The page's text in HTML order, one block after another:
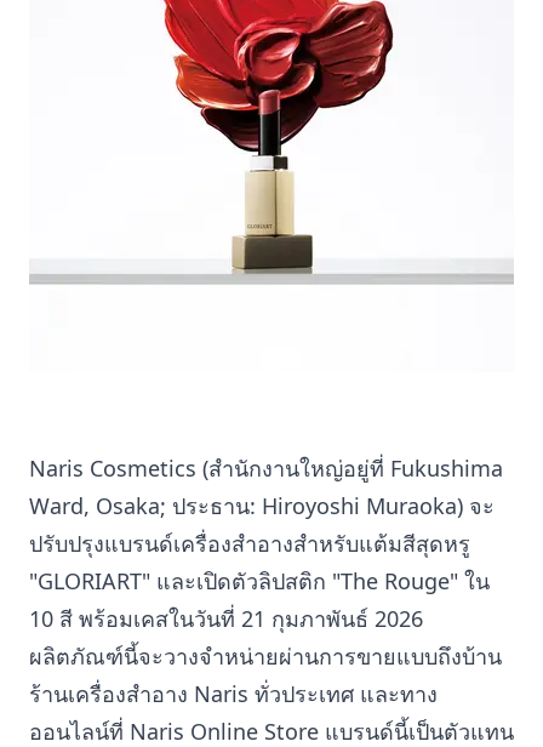
Naris Cosmetics (สำนักงานใหญ่อยู่ที่ Fukushima
Ward, Osaka; ประธาน: Hiroyoshi Muraoka) จะ
ปรับปรุงแบรนด์เครื่องสำอางสำหรับแต้มสีสุดหรู
"GLORIART" และเปิดตัวลิปสติก "The Rouge" ใน
10 สี พร้อมเคสในวันที่ 21 กุมภาพันธ์ 2026
ผลิตภัณฑ์นี้จะวางจำหน่ายผ่านการขายแบบถึงบ้าน
ร้านเครื่องสำอาง Naris ทั่วประเทศ และทาง
ออนไลน์ที่ Naris Online Store แบรนด์นี้เป็นตัวแทน